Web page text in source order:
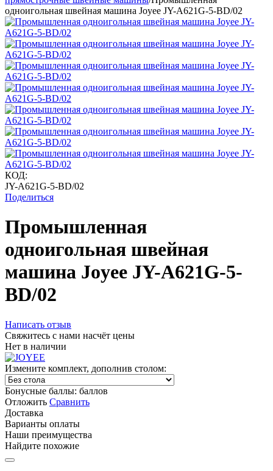
одноигольная швейная машина Joyee JY-A621G-5-BD/02
КОД:
JY-A621G-5-BD/02
Поделиться
Промышленная
одноигольная швейная
машина Joyee JY-A621G-5-
BD/02
Написать отзыв
Свяжитесь с нами насчёт цены
Нет в наличии
Измените комплект, дополнив столом:
Бонусные баллы: баллов
Отложить Сравнить
Доставка
Варианты оплаты
Наши преимущества
Найдите похожие